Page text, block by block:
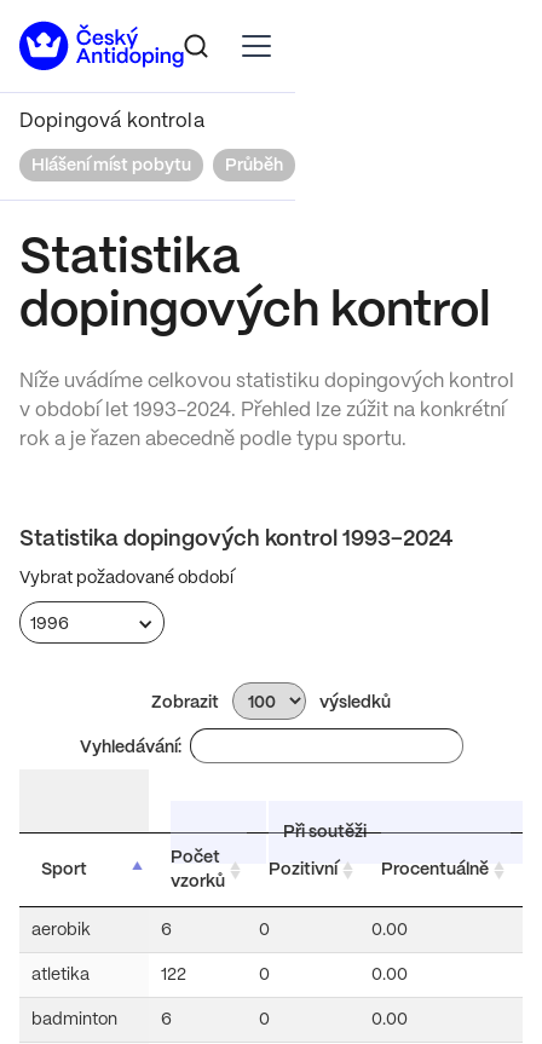
Dopingová kontrola
Hlášení míst pobytu Průběh
Statistika
dopingových kontrol
Níže uvádíme celkovou statistiku dopingových kontrol
v období let 1993-2024. Přehled lze zúžit na konkrétní
rok a je řazen abecedně podle typu sportu.
Statistika dopingových kontrol 1993–2024
Vybrat požadované období
1996
Zobrazit výsledků
Vyhledávání:
Při soutěži
Sport
Počet
vzorků
Pozitivní Procentuálně
aerobik 6 0 0.00
atletika 122 0 0.00
badminton 6 0 0.00